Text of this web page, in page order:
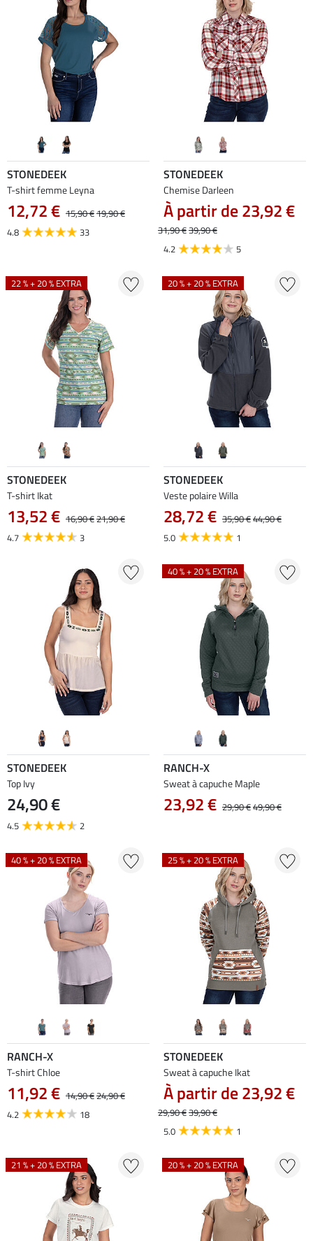
STONEDEEK
T-shirt femme Leyna
12,72 € 15,90 €19,90 €
4.8
33
STONEDEEK
Chemise Darleen
À partir de 23,92 €
31,90 €39,90 €
4.2
5
22 % + 20 % EXTRA
STONEDEEK
T-shirt Ikat
13,52 € 16,90 €21,90 €
4.7
3
20 % + 20 % EXTRA
STONEDEEK
Veste polaire Willa
28,72 € 35,90 €44,90 €
5.0
1
STONEDEEK
Top Ivy
24,90 €
4.5 2
40 % + 20 % EXTRA
RANCH-X
Sweat à capuche Maple
23,92 € 29,90 €49,90 €
40 % + 20 % EXTRA
RANCH-X
T-shirt Chloe
11,92 € 14,90 €24,90 €
4.2
18
25 % + 20 % EXTRA
STONEDEEK
Sweat à capuche Ikat
À partir de 23,92 €
29,90 €39,90 €
5.0
1
21 % + 20 % EXTRA 20 % + 20 % EXTRA